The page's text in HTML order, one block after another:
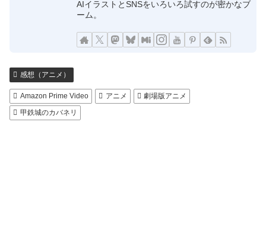
AIイラストとSNSをいろいろ試すのが密かなブ
ーム。
感想（アニメ）
Amazon Prime Video アニメ
劇場版アニメ
甲鉄城のカバネリ